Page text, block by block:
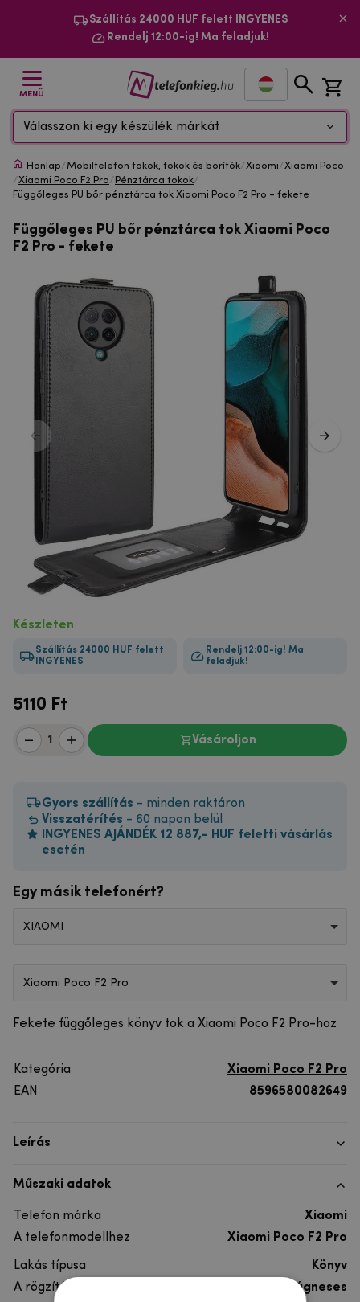
Szállítás 24000 HUF felett INGYENES
Rendelj 12:00-ig! Ma feladjuk!
MENÜ
Válasszon ki egy készülék márkát
Honlap/Mobiltelefon tokok, tokok és borítók/Xiaomi/Xiaomi Poco
/Xiaomi Poco F2 Pro/ Pénztárca tokok/
Függőleges PU bőr pénztárca tok Xiaomi Poco F2 Pro - fekete
Függőleges PU bőr pénztárca tok Xiaomi Poco
F2 Pro - fekete
Készleten
Szállítás 24000 HUF felett
INGYENES
Rendelj 12:00-ig! Ma
feladjuk!
5110 Ft
Vásároljon
Gyors szállítás - minden raktáron
Visszatérítés - 60 napon belül
INGYENES AJÁNDÉK 12 887,- HUF feletti vásárlás
esetén
Egy másik telefonért?
XIAOMI
Xiaomi Poco F2 Pro
Fekete függőleges könyv tok a Xiaomi Poco F2 Pro-hoz
Kategória
Xiaomi Poco F2 Pro
EAN
8596580082649
Leírás
Műszaki adatok
Telefon márka
Xiaomi
A telefonmodellhez
Xiaomi Poco F2 Pro
Lakás típusa
Könyv
A rögzítés típusa
Mágneses